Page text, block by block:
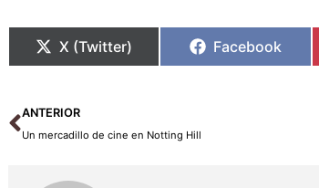
X (Twitter) Facebook
Ant
ANTERIOR
Un mercadillo de cine en Notting Hill